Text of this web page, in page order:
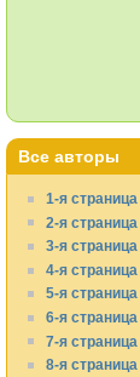
Все авторы
1-я страница
2-я страница
3-я страница
4-я страница
5-я страница
6-я страница
7-я страница
8-я страница